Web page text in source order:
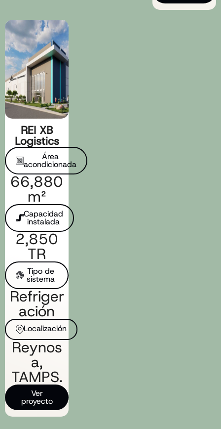
REI XB
Logistics
Área
acondicionada​
66,880
m²
Capacidad
instalada​
2,850
TR
Tipo de
sistema​
Refriger
ación
Localización​
Reynos
a,
TAMPS.
Ver
proyecto